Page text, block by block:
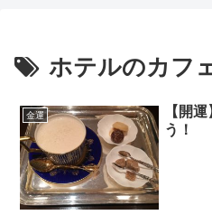
ホテルのカフ
金運
【開
う！